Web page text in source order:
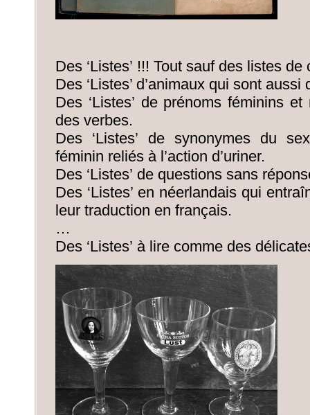
Des ‘Listes’ !!! Tout sauf des listes de
Des ‘Listes’ d’animaux qui sont aussi
Des ‘Listes’ de prénoms féminins
des verbes.
Des ‘Listes’ de synonymes du
féminin reliés à l’action d’uriner.
Des ‘Listes’ de questions sans
Des ‘Listes’ en néerlandais qui
leur traduction en français.
…
Des ‘Listes’ à lire comme des